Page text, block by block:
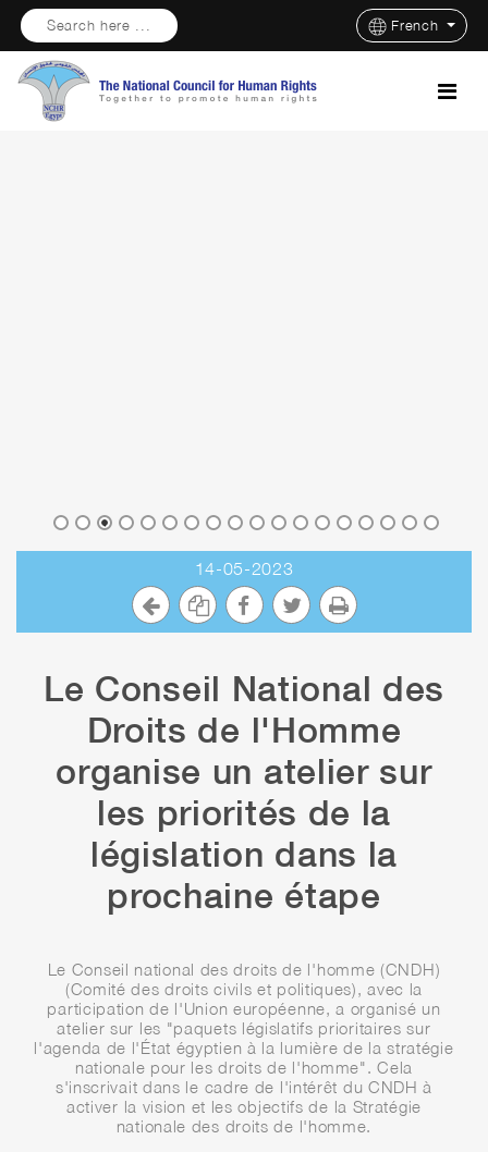
Search here ... French
14-05-2023
Le Conseil National des
Droits de l'Homme
organise un atelier sur
les priorités de la
législation dans la
prochaine étape
Le Conseil national des droits de l'homme (CNDH)
(Comité des droits civils et politiques), avec la
participation de l'Union européenne, a organisé un
atelier sur les "paquets législatifs prioritaires sur
l'agenda de l'État égyptien à la lumière de la stratégie
nationale pour les droits de l'homme". Cela
s'inscrivait dans le cadre de l'intérêt du CNDH à
activer la vision et les objectifs de la Stratégie
nationale des droits de l'homme.